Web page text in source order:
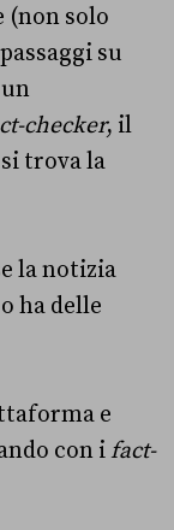
(non solo
su
checker, il
trova la
la notizia
ha delle
e
con ifact-